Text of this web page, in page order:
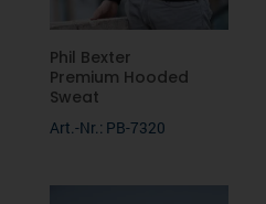
Phil Bexter
Premium Hooded
Sweat
Art.-Nr.: PB-7320